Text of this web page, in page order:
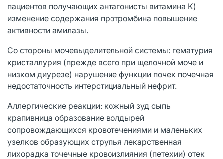
пациентов получающих антагонисты витамина К)
изменение содержания протромбина повышение
активности амилазы.
Со стороны мочевыделительной системы: гематурия
кристаллурия (прежде всего при щелочной моче и
низком диурезе) нарушение функции почек почечная
недостаточность интерстициальный нефрит.
Аллергические реакции: кожный зуд сыпь
крапивница образование волдырей
сопровождающихся кровотечениями и маленьких
узелков образующих струпья лекарственная
лихорадка точечные кровоизлияния (петехии) отек